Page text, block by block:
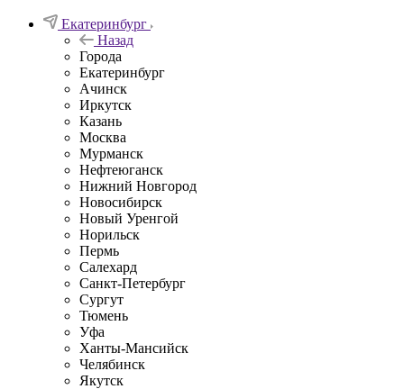
Екатеринбург
Назад
Города
Екатеринбург
Ачинск
Иркутск
Казань
Москва
Мурманск
Нефтеюганск
Нижний Новгород
Новосибирск
Новый Уренгой
Норильск
Пермь
Салехард
Санкт-Петербург
Сургут
Тюмень
Уфа
Ханты-Мансийск
Челябинск
Якутск